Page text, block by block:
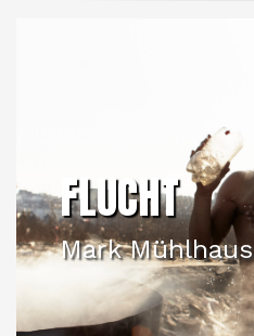
FLUCHT
Mark Mühlhaus